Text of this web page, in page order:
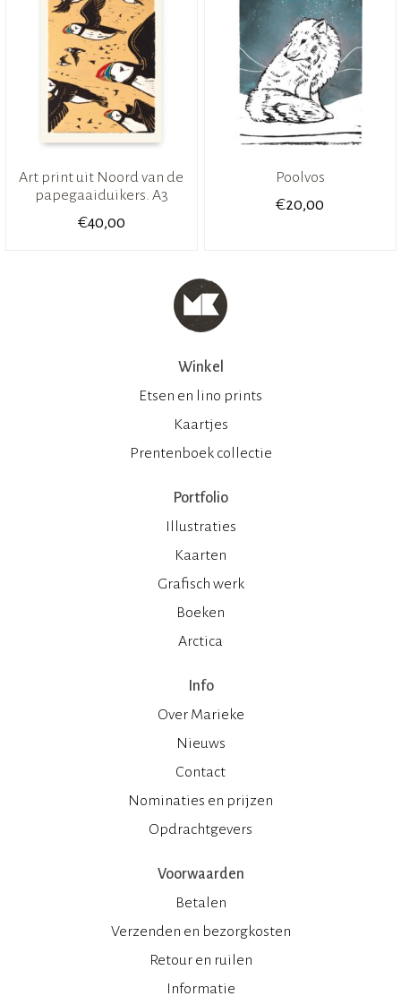
Art print uit Noord van de
papegaaiduikers. A3
€40,00
Poolvos
€20,00
Winkel
Etsen en lino prints
Kaartjes
Prentenboek collectie
Portfolio
Illustraties
Kaarten
Grafisch werk
Boeken
Arctica
Info
Over Marieke
Nieuws
Contact
Nominaties en prijzen
Opdrachtgevers
Voorwaarden
Betalen
Verzenden en bezorgkosten
Retour en ruilen
Informatie